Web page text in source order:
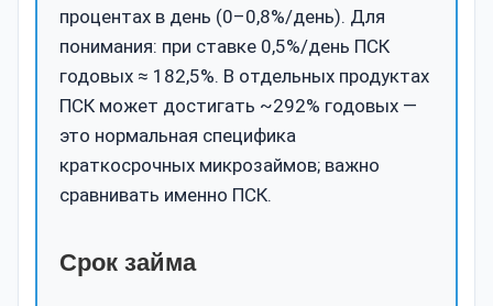
процентах в день (0–0,8%/день). Для
понимания: при ставке 0,5%/день ПСК
годовых ≈ 182,5%. В отдельных продуктах
ПСК может достигать ~292% годовых —
это нормальная специфика
краткосрочных микрозаймов; важно
сравнивать именно ПСК.
Срок займа